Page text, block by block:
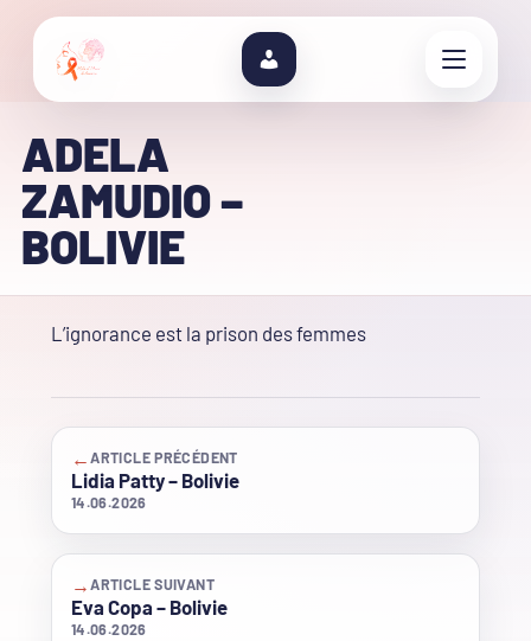
ADELA
ZAMUDIO –
BOLIVIE
L’ignorance est la prison des femmes
←ARTICLE PRÉCÉDENT
Lidia Patty – Bolivie
14.06.2026
→ARTICLE SUIVANT
Eva Copa – Bolivie
14.06.2026